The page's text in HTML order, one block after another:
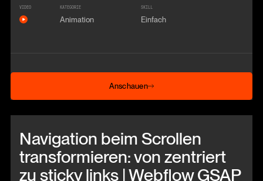
VIDEO KATEGORIE
Animation
SKILL
Einfach
Anschauen
Anschauen
Navigation beim Scrollen
transformieren: von zentriert
zu sticky links | Webflow GSAP